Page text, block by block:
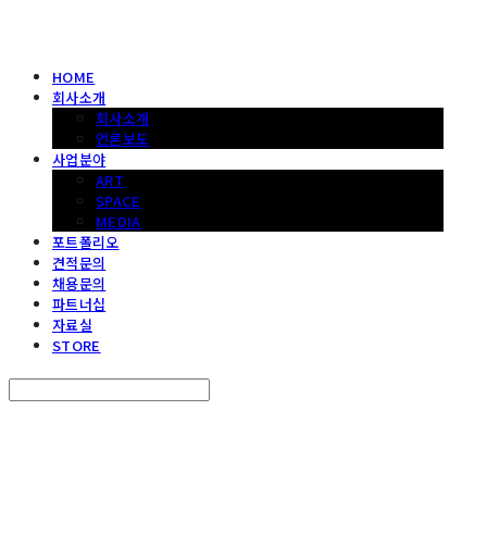
HOME
회사소개
회사소개
언론보도
사업분야
ART
SPACE
MEDIA
포트폴리오
견적문의
채용문의
파트너십
자료실
STORE